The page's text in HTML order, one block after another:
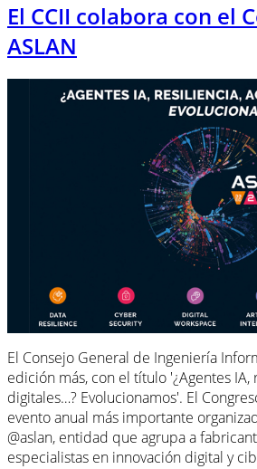
El CCII colabora con el
ASLAN
El Consejo General de Ingeniería
edición más, con el título '¿Agentes IA,
digitales…? Evolucionamos'. El
evento anual más importante
@aslan, entidad que agrupa a
especialistas en innovación digital y